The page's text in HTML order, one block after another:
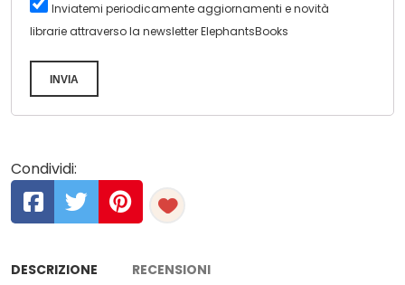
Inviatemi periodicamente aggiornamenti e novità
librarie attraverso la newsletter ElephantsBooks
INVIA
Condividi:
DESCRIZIONE RECENSIONI